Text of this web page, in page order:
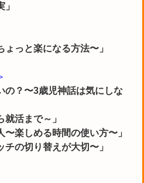
ょっと楽になる方法〜」
の？〜3歳児神話は気にしな
就活まで～」
〜楽しめる時間の使い方〜」
チの切り替えが大切〜」